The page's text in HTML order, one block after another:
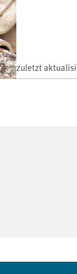
zuletzt